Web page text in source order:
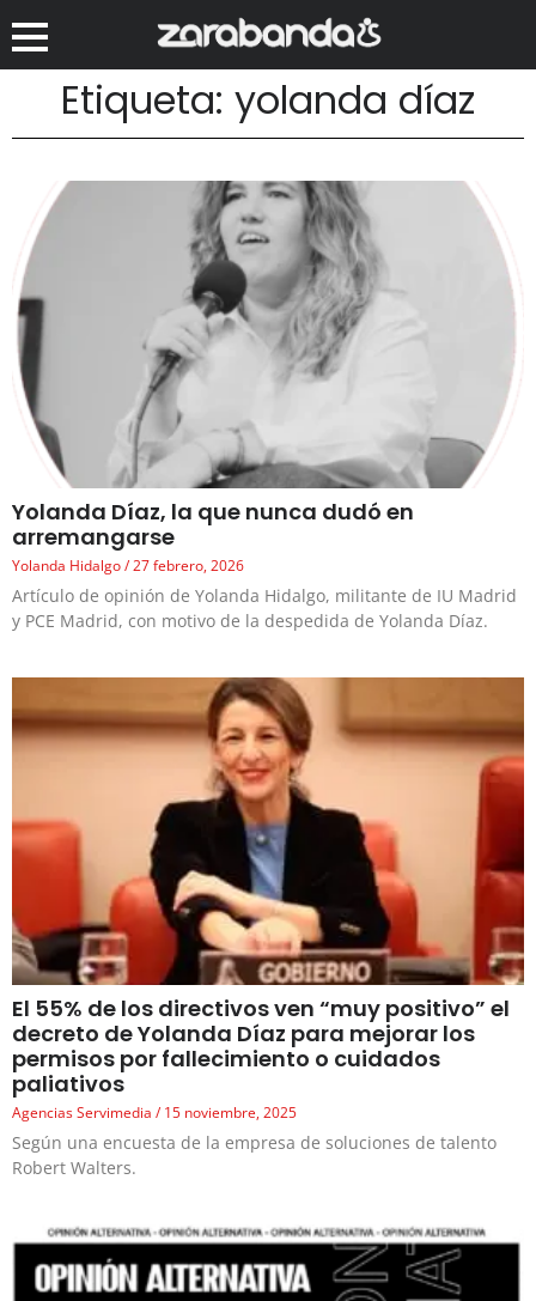
Etiqueta: yolanda díaz
Yolanda Díaz, la que nunca dudó en
arremangarse
Yolanda Hidalgo 27 febrero, 2026
Artículo de opinión de Yolanda Hidalgo, militante de IU Madrid
y PCE Madrid, con motivo de la despedida de Yolanda Díaz.
El 55% de los directivos ven “muy positivo” el
decreto de Yolanda Díaz para mejorar los
permisos por fallecimiento o cuidados
paliativos
Agencias Servimedia 15 noviembre, 2025
Según una encuesta de la empresa de soluciones de talento
Robert Walters.